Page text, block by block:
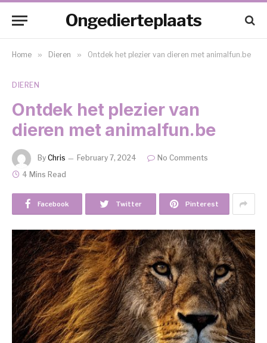
Ongedierteplaats
Home » Dieren » Ontdek het plezier van dieren met animalfun.be
DIEREN
Ontdek het plezier van
dieren met animalfun.be
By Chris February 7, 2024
No Comments
4 Mins Read
Facebook Twitter Pinterest